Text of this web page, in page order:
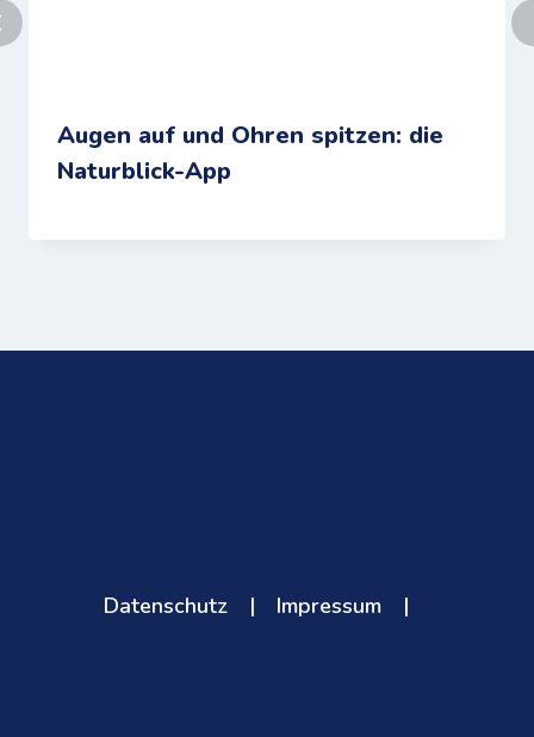
Augen auf und Ohren spitzen: die
Naturblick-App
Datenschutz | Impressum |